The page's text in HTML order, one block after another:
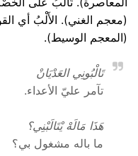
(معجم الغني). الأَلْبُ أي
(المعجم الوسيط).
تَالْبُونِي العَدْيَانْ
تآمر عليّ الأعداء.
هَذَا مَالَهْ يْتَالَبْنِي؟
ما باله مشغول بي؟